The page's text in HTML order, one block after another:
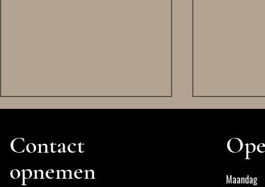
Contact
opnemen
Maandag